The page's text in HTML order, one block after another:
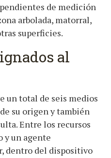
de medición
arbolada, matorral,
superficies.
al
un total de seis medios
su origen y también
Entre los recursos
y un agente
dentro del dispositivo